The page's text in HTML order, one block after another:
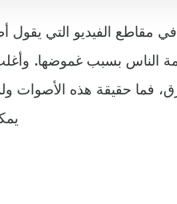
مقاطع الفيديو التي يقول
الناس بسبب غموضها.
فما حقيقة هذه الأصوات